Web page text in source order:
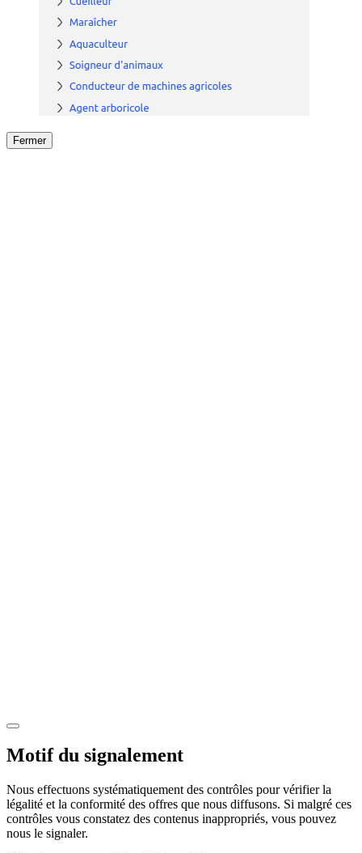
Fermer
Motif du signalement
Nous effectuons systématiquement des contrôles pour vérifier la
légalité et la conformité des offres que nous diffusons. Si malgré ces
contrôles vous constatez des contenus inappropriés, vous pouvez
nous le signaler.